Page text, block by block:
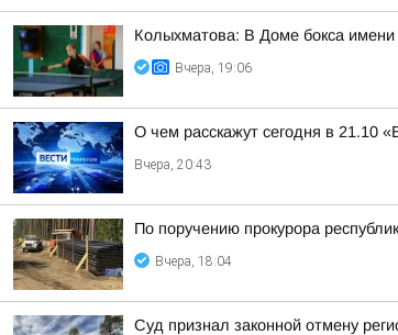
Колыхматова: В Доме бокса
Вчера, 19:06
О чем расскажут сегодня в 21.10
Вчера, 20:43
По поручению прокурора
Вчера, 18:04
Суд признал законной отмену